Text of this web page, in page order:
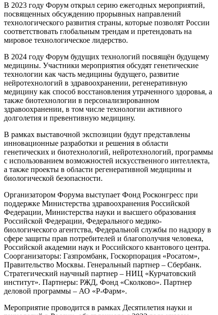
В 2023 году Форум открыл серию ежегодных мероприятий,
посвященных обсуждению прорывных направлений
технологического развития страны, которые позволят России
соответствовать глобальным трендам и претендовать на
мировое технологическое лидерство.
В 2024 году Форум будущих технологий посвящён будущему
медицины. Участники мероприятия обсудят генетические
технологии как часть медицины будущего, развитие
нейротехнологий в здравоохранении, регенеративную
медицину как способ восстановления утраченного здоровья, а
также биотехнологии в персонализированном
здравоохранении, в том числе технологии активного
долголетия и превентивную медицину.
В рамках выставочной экспозиции будут представлены
инновационные разработки и решения в области
генетических и биотехнологий, нейротехнологий, программы
с использованием возможностей искусственного интеллекта,
а также проекты в области регенеративной медицины и
биологической безопасности.
Организатором Форума выступает Фонд Росконгресс при
поддержке Министерства здравоохранения Российской
Федерации, Министерства науки и высшего образования
Российской Федерации, Федерального медико-
биологического агентства, Федеральной службы по надзору в
сфере защиты прав потребителей и благополучия человека,
Российской академии наук и Российского квантового центра.
Соорганизаторы: Газпромбанк, Госкорпорация «Росатом»,
Правительство Москвы. Генеральный партнер – Сбербанк.
Стратегический научный партнер – НИЦ «Курчатовский
институт». Партнеры: РЖД, Фонд «Сколково». Партнер
деловой программы – АО «Р-Фарм».
Мероприятие проводится в рамках Десятилетия науки и